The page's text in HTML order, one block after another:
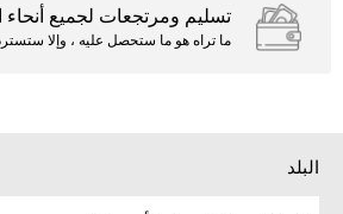
تسليم ومرتجعات لجميع أنحاء
ما تراه هو ما ستحصل عليه ، وإلا
البلد